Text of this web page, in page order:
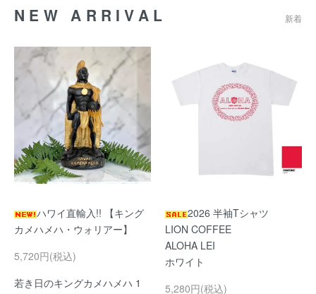
NEW ARRIVAL 新着
ハワイ直輸入!! 【キング
カメハメハ・ウォリアー】
5,720円(税込)
若き日のキングカメハメハ 1
2026 半袖Tシャツ
LION COFFEE
ALOHA LEI
ホワイト
5,280円(税込)